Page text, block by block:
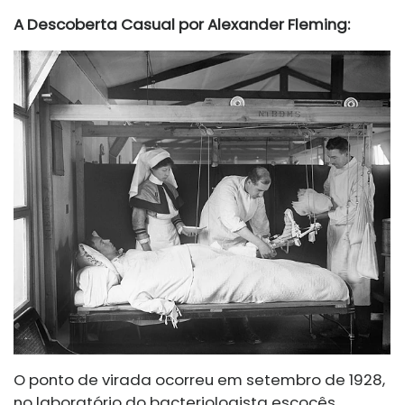
A Descoberta Casual por Alexander Fleming:
O ponto de virada ocorreu em setembro de 1928,